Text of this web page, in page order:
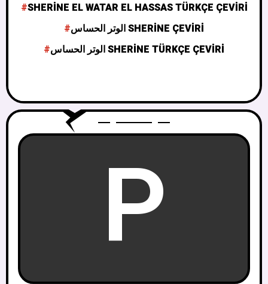
SHERINE EL WATAR EL HASSAS TÜRKÇE ÇEVIRI
الوتر الحساس SHERINE ÇEVIRI
الوتر الحساس SHERINE TÜRKÇE ÇEVIRI
P